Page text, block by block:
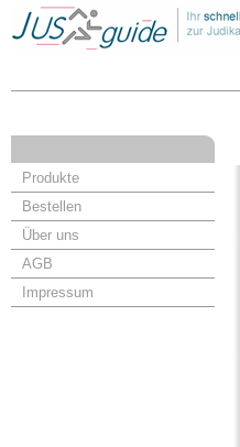
Produkte
Bestellen
Über uns
AGB
Impressum